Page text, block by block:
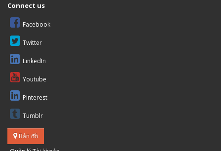
Connect us
Facebook
Twitter
LinkedIn
Youtube
Pinterest
Tumblr
Bản đồ